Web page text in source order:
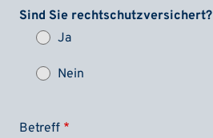
Sind Sie rechtschutzversichert?
Ja
Nein
Betreff